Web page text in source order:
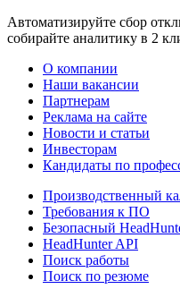
Автоматизируйте сбор
собирайте аналитику в 2
О компании
Наши вакансии
Партнерам
Реклама на сайте
Новости и статьи
Инвесторам
Кандидаты по
Производственный
Требования к ПО
Безопасный
HeadHunter API
Поиск работы
Поиск по резюме